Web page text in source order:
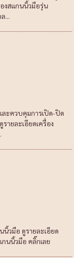
องสแกนนิ้วมือรุ่น
...
ะควบคุมการเปิด-ปิด
ายละเอียดเครื่อง
นิ้วมือ ดูรายละเอียด
กนนิ้วมือ คลิ๊กเลย